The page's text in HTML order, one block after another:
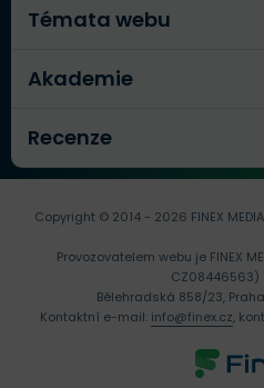
Témata webu
Akademie
Recenze
Copyright © 2014 - 2026 FINEX
Provozovatelem webu je FINEX
Bělehradská 858/23,
Kontaktní e-mail: info@finex.cz,